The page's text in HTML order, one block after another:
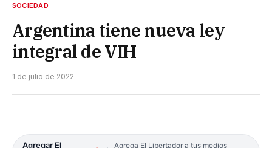
SOCIEDAD
Argentina tiene nueva ley
integral de VIH
1 de julio de 2022
Agregar El
Agrega El Libertador a tus medios